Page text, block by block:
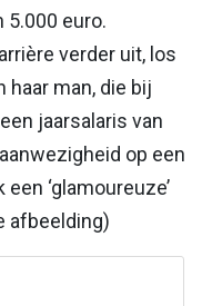
5.000 euro.
verder uit, los
man, die bij
jaarsalaris van
op een
‘glamoureuze’
afbeelding)